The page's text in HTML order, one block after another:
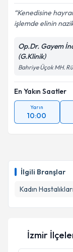
İlgili Branşlar
Kadın
Kenedisine
işlemde elinin
Op.Dr. Gayem
(G.Klinik)
Bahriye Üçok MH.
En Yakın Saatler
Yarın
10:00
İzmir